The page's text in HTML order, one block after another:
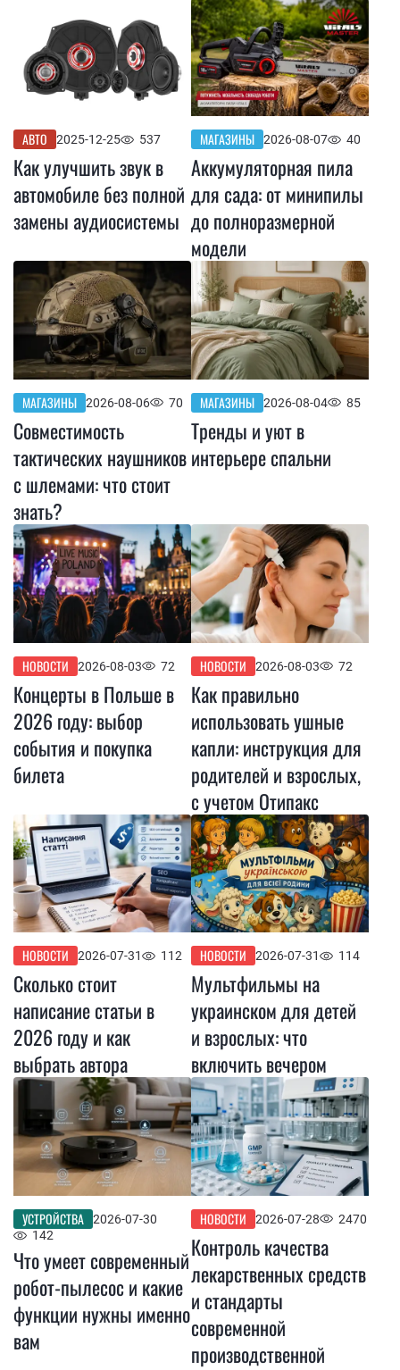
АВТО 2025-12-25 537
Как улучшить звук в
автомобиле без полной
замены аудиосистемы
МАГАЗИНЫ 2026-08-07 40
Аккумуляторная пила
для сада: от минипилы
до полноразмерной
модели
МАГАЗИНЫ 2026-08-06 70
Совместимость
тактических наушников
с шлемами: что стоит
знать?
МАГАЗИНЫ 2026-08-04 85
Тренды и уют в
интерьере спальни
НОВОСТИ 2026-08-03 72
Концерты в Польше в
2026 году: выбор
события и покупка
билета
НОВОСТИ 2026-08-03 72
Как правильно
использовать ушные
капли: инструкция для
родителей и взрослых,
с учетом Отипакс
НОВОСТИ 2026-07-31 112
Сколько стоит
написание статьи в
2026 году и как
выбрать автора
НОВОСТИ 2026-07-31 114
Мультфильмы на
украинском для детей
и взрослых: что
включить вечером
УСТРОЙСТВА
2026-07-30
142
Что умеет современный
робот-пылесос и какие
функции нужны именно
вам
НОВОСТИ 2026-07-28 2470
Контроль качества
лекарственных средств
и стандарты
современной
производственной